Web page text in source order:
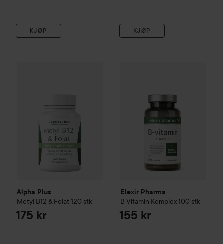
KJØP KJØP
Alpha Plus
Metyl B12 & Folat 120 stk
175 kr
Elexir Pharma
B Vitamin Komplex 100 stk
155 kr